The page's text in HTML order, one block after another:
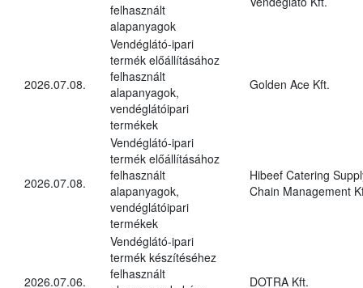
felhasznált
alapanyagok
2026.07.08.
Vendéglátó-ipari
termék előállításához
felhasznált
alapanyagok,
vendéglátóipari
termékek
Golden Ace Kft.
2026.07.08.
Vendéglátó-ipari
termék előállításához
felhasznált
alapanyagok,
vendéglátóipari
termékek
Hibeef Catering
Chain Management
2026.07.06.
Vendéglátó-ipari
termék készítéséhez
felhasznált
DOTRA Kft.